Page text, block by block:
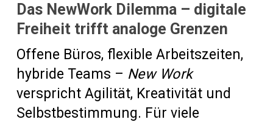
Das NewWork Dilemma – digitale
Freiheit trifft analoge Grenzen
Offene Büros, flexible Arbeitszeiten,
hybride Teams – New Work
verspricht Agilität, Kreativität und
Selbstbestimmung. Für viele